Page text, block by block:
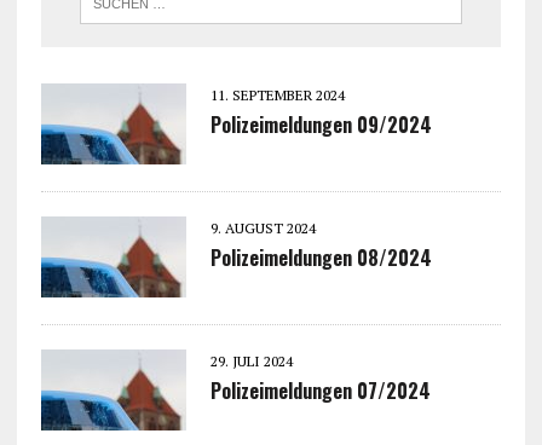
11. SEPTEMBER 2024
Polizeimeldungen 09/2024
9. AUGUST 2024
Polizeimeldungen 08/2024
29. JULI 2024
Polizeimeldungen 07/2024